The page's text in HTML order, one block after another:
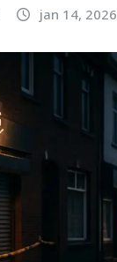
jan 14, 2026